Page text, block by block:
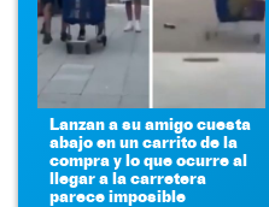
Lanzan a su amigo cuesta
abajo en un carrito de la
compra y lo que ocurre al
llegar a la carretera
parece imposible